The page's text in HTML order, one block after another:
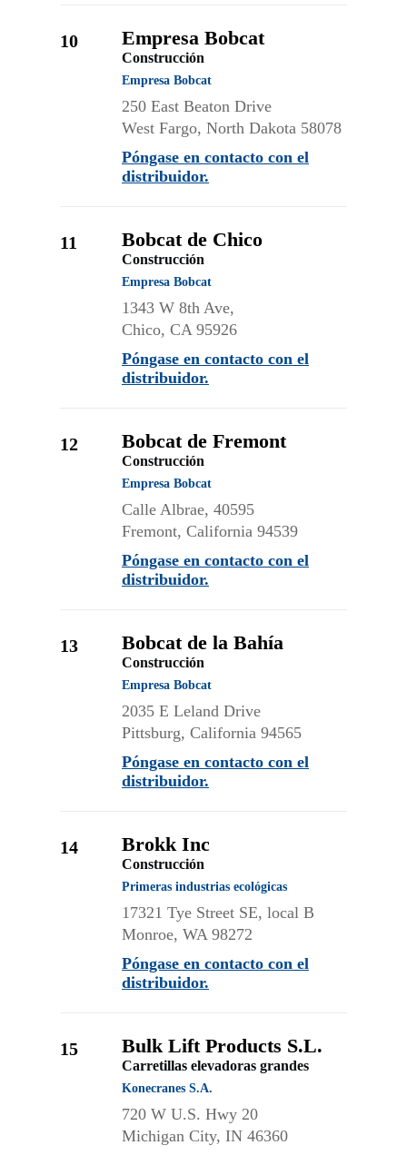
10 Empresa Bobcat
Construcción
Empresa Bobcat
250 East Beaton Drive
West Fargo, North Dakota 58078
Póngase en contacto con el
distribuidor.
11 Bobcat de Chico
Construcción
Empresa Bobcat
1343 W 8th Ave,
Chico, CA 95926
Póngase en contacto con el
distribuidor.
12 Bobcat de Fremont
Construcción
Empresa Bobcat
Calle Albrae, 40595
Fremont, California 94539
Póngase en contacto con el
distribuidor.
13 Bobcat de la Bahía
Construcción
Empresa Bobcat
2035 E Leland Drive
Pittsburg, California 94565
Póngase en contacto con el
distribuidor.
14 Brokk Inc
Construcción
Primeras industrias ecológicas
17321 Tye Street SE, local B
Monroe, WA 98272
Póngase en contacto con el
distribuidor.
15 Bulk Lift Products S.L.
Carretillas elevadoras grandes
Konecranes S.A.
720 W U.S. Hwy 20
Michigan City, IN 46360